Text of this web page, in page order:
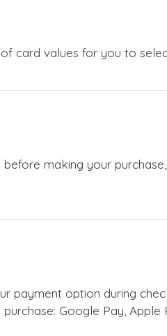
card values for you to
making your
payment option during
Google Pay, Apple